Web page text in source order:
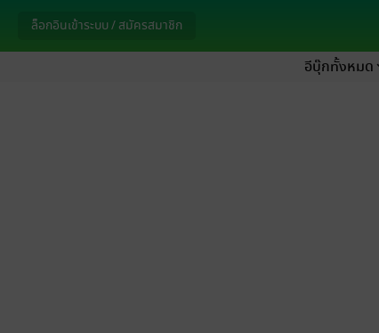
ล็อกอินเข้าระบบ / สมัครสมาชิก
อีบุ๊กทั้งหมด